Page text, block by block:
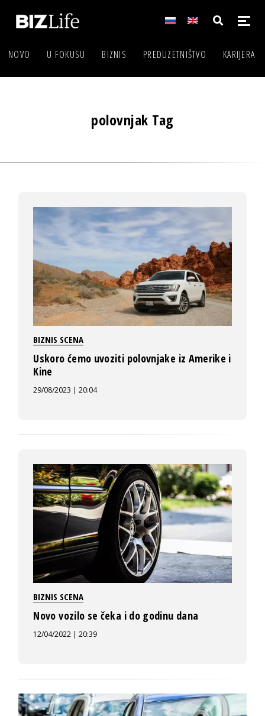
NOVO U FOKUSU BIZNIS PREDUZETNIŠTVO KARIJERA
polovnjak Tag
BIZNIS SCENA
Uskoro ćemo uvoziti polovnjake iz Amerike i
Kine
29/08/2023 | 20:04
BIZNIS SCENA
Novo vozilo se čeka i do godinu dana
12/04/2022 | 20:39